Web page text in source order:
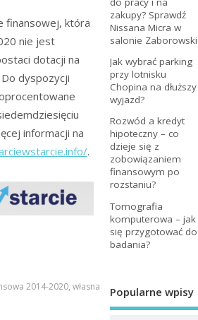
finansowej, która
nie jest
dotacji na
Do dyspozycji
informacji na
.
2014-2020, własna
zakupy? Sprawdź
Nissana Micra w
salonie Zaborowski
Jak wybrać parking
przy lotnisku
Chopina na dłuższy
wyjazd?
Rozwód a kredyt
hipoteczny – co
dzieje się z
zobowiązaniem
finansowym po
rozstaniu?
Tomografia
komputerowa – jak
się przygotować do
badania?
Popularne wpisy